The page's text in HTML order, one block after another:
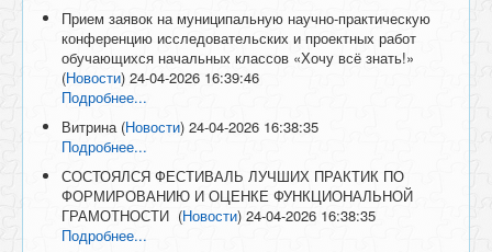
Прием заявок на муниципальную научно-практическую
конференцию исследовательских и проектных работ
обучающихся начальных классов «Хочу всё знать!»
(Новости) 24-04-2026 16:39:46
Подробнее...
Витрина (Новости) 24-04-2026 16:38:35
Подробнее...
СОСТОЯЛСЯ ФЕСТИВАЛЬ ЛУЧШИХ ПРАКТИК ПО
ФОРМИРОВАНИЮ И ОЦЕНКЕ ФУНКЦИОНАЛЬНОЙ
ГРАМОТНОСТИ (Новости) 24-04-2026 16:38:35
Подробнее...